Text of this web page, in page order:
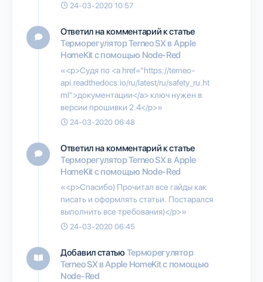
24-03-2020 10:57
Ответил на комментарий к статье
Терморегулятор Terneo SX в Apple
HomeKit с помощью Node-Red
«<p>Судя по <a href="https://terneo-
api.readthedocs.io/ru/latest/ru/safety_ru.ht
ml">документации</a> ключ нужен в
версии прошивки 2.4</p>»
24-03-2020 06:48
Ответил на комментарий к статье
Терморегулятор Terneo SX в Apple
HomeKit с помощью Node-Red
«<p>Спасибо) Прочитал все гайды как
писать и оформлять статьи. Постарался
выполнить все требования)</p>»
24-03-2020 06:45
Добавил статьюТерморегулятор
Terneo SX в Apple HomeKit с помощью
Node-Red